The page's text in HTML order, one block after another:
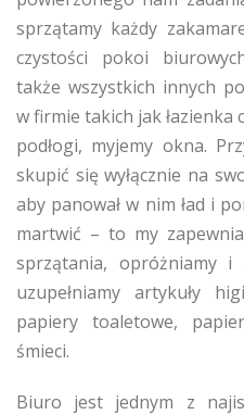
sprzątamy każdy
czystości pokoi
także wszystkich innych
w firmie takich jak łazienka
podłogi, myjemy okna.
skupić się wyłącznie na
aby panował w nim ład i
martwić – to my
sprzątania, opróżniamy i
uzupełniamy artykuły
papiery toaletowe,
śmieci.
Biuro jest jednym z